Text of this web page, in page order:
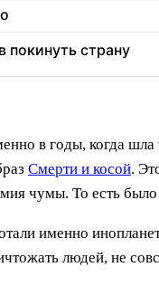
покинуть страну
в годы, когда
Смерти и косой.
чумы. То есть
именно
людей, не